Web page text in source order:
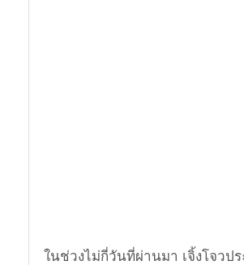
ในช่วงไม่กี่วันที่ผ่านมา เจิ้งโจว